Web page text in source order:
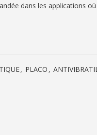
dans les applications
, PLACO ,